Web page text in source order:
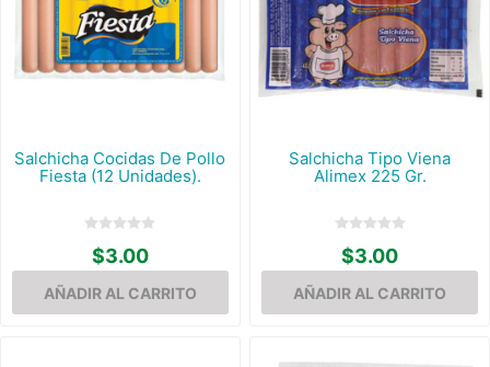
Salchicha Cocidas De Pollo
Fiesta (12 Unidades).
$3.00
Salchicha Tipo Viena
Alimex 225 Gr.
$3.00